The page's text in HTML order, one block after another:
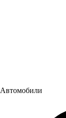
Автомобили